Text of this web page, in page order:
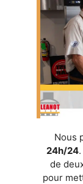
Nous
24h/24.
de
pour